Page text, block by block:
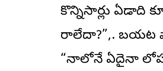
కొన్నిసార్లు ఏడాది
రాలేదా?”,. బయట
“నాలోనే ఏదైనా